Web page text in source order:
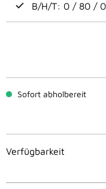
B/H/T: 0 / 80 / 0
Sofort abholbereit
Verfügbarkeit